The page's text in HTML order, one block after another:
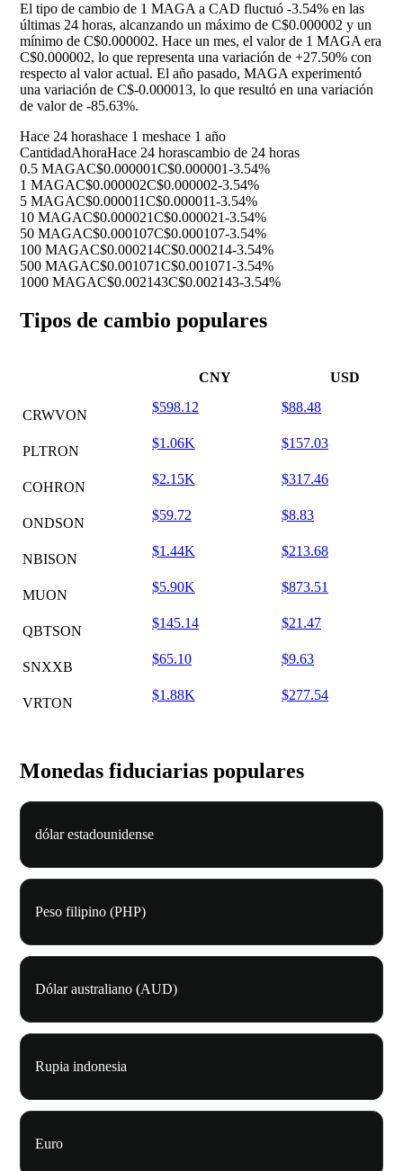
El tipo de cambio de 1 MAGA a CAD fluctuó -3.54% en las
últimas 24 horas, alcanzando un máximo de C$0.000002 y un
mínimo de C$0.000002. Hace un mes, el valor de 1 MAGA era
C$0.000002, lo que representa una variación de +27.50% con
respecto al valor actual. El año pasado, MAGA experimentó
una variación de C$-0.000013, lo que resultó en una variación
de valor de -85.63%.
Hace 24 horashace 1 meshace 1 año
CantidadAhoraHace 24 horascambio de 24 horas
0.5 MAGAC$0.000001C$0.000001-3.54%
1 MAGAC$0.000002C$0.000002-3.54%
5 MAGAC$0.000011C$0.000011-3.54%
10 MAGAC$0.000021C$0.000021-3.54%
50 MAGAC$0.000107C$0.000107-3.54%
100 MAGAC$0.000214C$0.000214-3.54%
500 MAGAC$0.001071C$0.001071-3.54%
1000 MAGAC$0.002143C$0.002143-3.54%
Tipos de cambio populares
CNY USD
CRWVON
$598.12 $88.48
PLTRON
$1.06K $157.03
COHRON
$2.15K $317.46
ONDSON
$59.72 $8.83
NBISON
$1.44K $213.68
MUON
$5.90K $873.51
QBTSON
$145.14 $21.47
SNXXB
$65.10 $9.63
VRTON
$1.88K $277.54
Monedas fiduciarias populares
dólar estadounidense
Peso filipino (PHP)
Dólar australiano (AUD)
Rupia indonesia
Euro